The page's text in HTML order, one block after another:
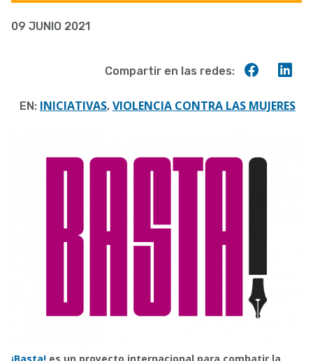
09 JUNIO 2021
Compartir en las redes:
EN: INICIATIVAS, VIOLENCIA CONTRA LAS MUJERES